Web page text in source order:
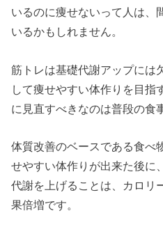
いるのに痩せないって人は、
いるかもしれません。
筋トレは基礎代謝アップには
して痩せやすい体作りを目指
に見直すべきなのは普段の食
体質改善のベースである食べ
せやすい体作りが出来た後に
代謝を上げることは、カロリ
果倍増です。